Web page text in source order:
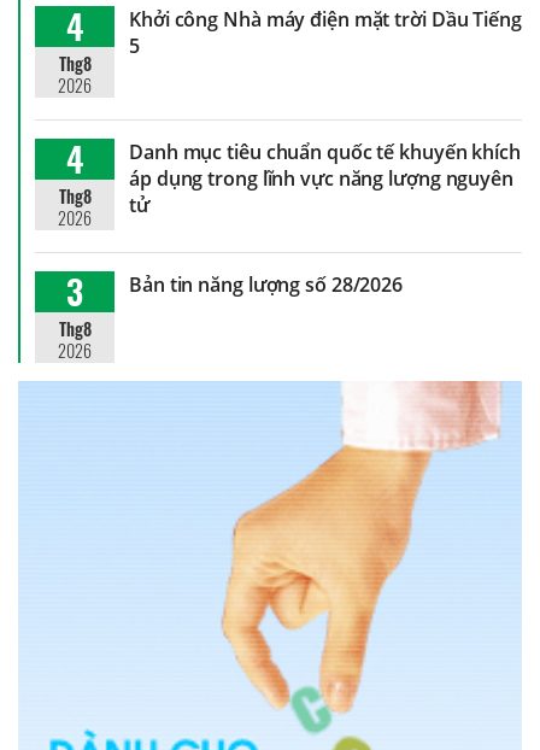
4
Thg8
2026
Khởi công Nhà máy điện mặt trời Dầu Tiếng
5
4
Thg8
2026
Danh mục tiêu chuẩn quốc tế khuyến khích
áp dụng trong lĩnh vực năng lượng nguyên
tử
3
Thg8
2026
Bản tin năng lượng số 28/2026